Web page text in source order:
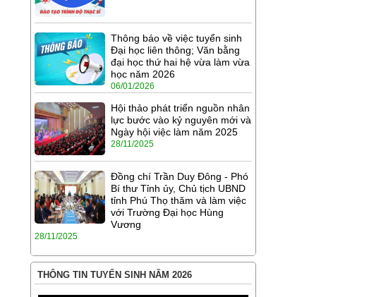
Thông báo về việc tuyển sinh
Đại học liên thông; Văn bằng
đại học thứ hai hệ vừa làm vừa
học năm 2026
06/01/2026
Hội thảo phát triển nguồn nhân
lực bước vào kỷ nguyên mới và
Ngày hội việc làm năm 2025
28/11/2025
Đồng chí Trần Duy Đông - Phó
Bí thư Tỉnh ủy, Chủ tịch UBND
tỉnh Phú Thọ thăm và làm việc
với Trường Đại học Hùng
Vương
28/11/2025
THÔNG TIN TUYỂN SINH NĂM 2026